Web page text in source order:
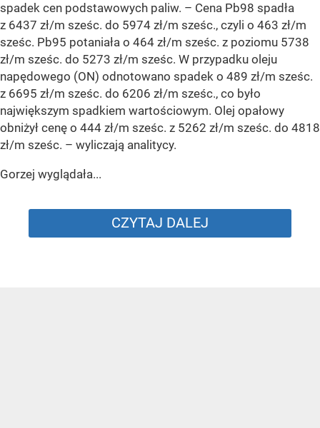
spadek cen podstawowych paliw. – Cena Pb98 spadła
z 6437 zł/m sześc. do 5974 zł/m sześc., czyli o 463 zł/m
sześc. Pb95 potaniała o 464 zł/m sześc. z poziomu 5738
zł/m sześc. do 5273 zł/m sześc. W przypadku oleju
napędowego (ON) odnotowano spadek o 489 zł/m sześc.
z 6695 zł/m sześc. do 6206 zł/m sześc., co było
największym spadkiem wartościowym. Olej opałowy
obniżył cenę o 444 zł/m sześc. z 5262 zł/m sześc. do 4818
zł/m sześc. – wyliczają analitycy.
Gorzej wyglądała...
CZYTAJ DALEJ